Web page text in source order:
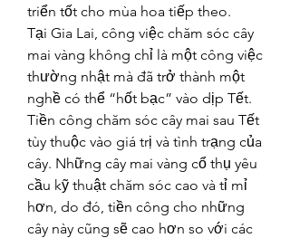
triển tốt cho mùa hoa tiếp theo.
Tại Gia Lai, công việc chăm sóc cây
mai vàng không chỉ là một công việc
thường nhật mà đã trở thành một
nghề có thể “hốt bạc” vào dịp Tết.
Tiền công chăm sóc cây mai sau Tết
tùy thuộc vào giá trị và tình trạng của
cây. Những cây mai vàng cổ thụ yêu
cầu kỹ thuật chăm sóc cao và tỉ mỉ
hơn, do đó, tiền công cho những
cây này cũng sẽ cao hơn so với các